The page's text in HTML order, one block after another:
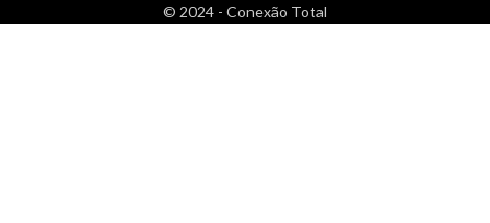
© 2024 - Conexão Total